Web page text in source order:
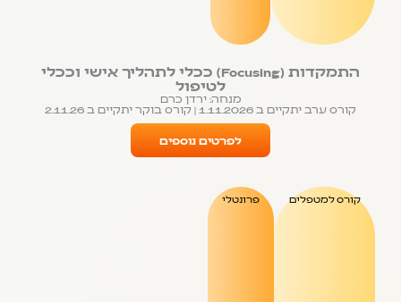
התמקדות (Focusing) ככלי לתהליך אישי וככלי
לטיפול
מנחה: ירדן כרם
קורס ערב יתקיים ב 1.11.2026 | קורס בוקר יתקיים ב 2.11.26
לפרטים נוספים
קורס למטפלים פרונטלי